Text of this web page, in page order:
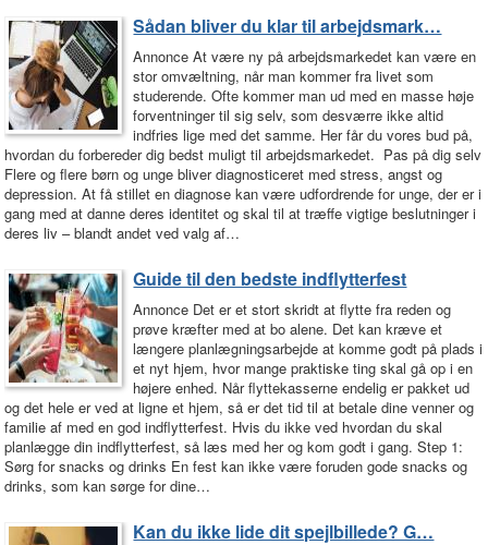
Sådan bliver du klar til arbejdsmark…
Annonce At være ny på arbejdsmarkedet kan være en
stor omvæltning, når man kommer fra livet som
studerende. Ofte kommer man ud med en masse høje
forventninger til sig selv, som desværre ikke altid
indfries lige med det samme. Her får du vores bud på,
hvordan du forbereder dig bedst muligt til arbejdsmarkedet. Pas på dig selv
Flere og flere børn og unge bliver diagnosticeret med stress, angst og
depression. At få stillet en diagnose kan være udfordrende for unge, der er i
gang med at danne deres identitet og skal til at træffe vigtige beslutninger i
deres liv – blandt andet ved valg af…
Guide til den bedste indflytterfest
Annonce Det er et stort skridt at flytte fra reden og
prøve kræfter med at bo alene. Det kan kræve et
længere planlægningsarbejde at komme godt på plads i
et nyt hjem, hvor mange praktiske ting skal gå op i en
højere enhed. Når flyttekasserne endelig er pakket ud
og det hele er ved at ligne et hjem, så er det tid til at betale dine venner og
familie af med en god indflytterfest. Hvis du ikke ved hvordan du skal
planlægge din indflytterfest, så læs med her og kom godt i gang. Step 1:
Sørg for snacks og drinks En fest kan ikke være foruden gode snacks og
drinks, som kan sørge for dine…
Kan du ikke lide dit spejlbillede? G…